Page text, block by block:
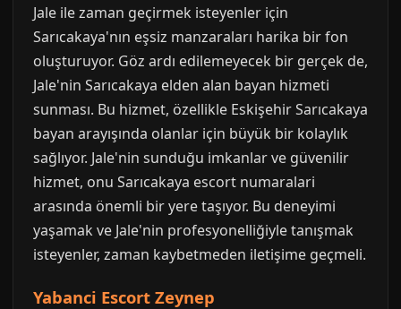
Jale ile zaman geçirmek isteyenler için
Sarıcakaya'nın eşsiz manzaraları harika bir fon
oluşturuyor. Göz ardı edilemeyecek bir gerçek de,
Jale'nin Sarıcakaya elden alan bayan hizmeti
sunması. Bu hizmet, özellikle Eskişehir Sarıcakaya
bayan arayışında olanlar için büyük bir kolaylık
sağlıyor. Jale'nin sunduğu imkanlar ve güvenilir
hizmet, onu Sarıcakaya escort numaralari
arasında önemli bir yere taşıyor. Bu deneyimi
yaşamak ve Jale'nin profesyonelliğiyle tanışmak
isteyenler, zaman kaybetmeden iletişime geçmeli.
Yabanci Escort Zeynep